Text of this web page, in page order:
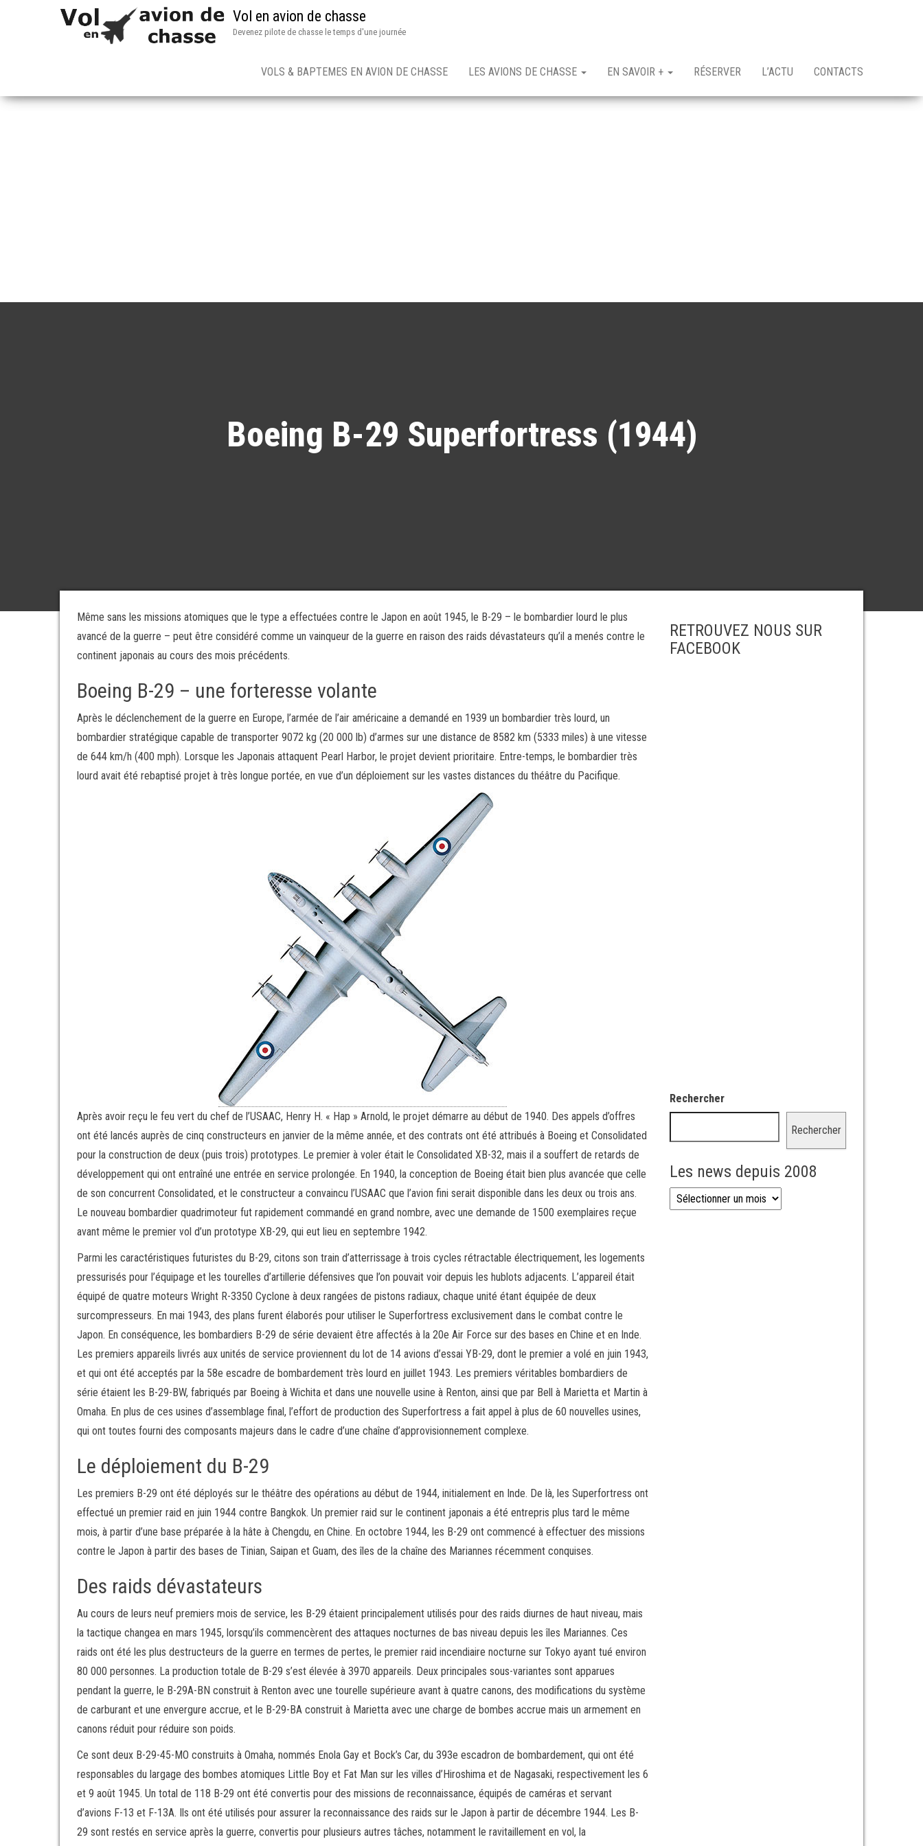
Vol en avion de chasse
Devenez pilote de chasse le temps d'une journée
VOLS & BAPTEMES EN AVION DE CHASSE LES AVIONS DE CHASSE EN SAVOIR + RÉSERVER L’ACTU CONTACTS
Boeing B-29 Superfortress (1944)
Même sans les missions atomiques que le type a effectuées contre le Japon en août 1945, le B-29 – le bombardier lourd le plus
avancé de la guerre – peut être considéré comme un vainqueur de la guerre en raison des raids dévastateurs qu’il a menés contre le
continent japonais au cours des mois précédents.
Boeing B-29 – une forteresse volante
Après le déclenchement de la guerre en Europe, l’armée de l’air américaine a demandé en 1939 un bombardier très lourd, un
bombardier stratégique capable de transporter 9072 kg (20 000 lb) d’armes sur une distance de 8582 km (5333 miles) à une vitesse
de 644 km/h (400 mph). Lorsque les Japonais attaquent Pearl Harbor, le projet devient prioritaire. Entre-temps, le bombardier très
lourd avait été rebaptisé projet à très longue portée, en vue d’un déploiement sur les vastes distances du théâtre du Pacifique.
Après avoir reçu le feu vert du chef de l’USAAC, Henry H. « Hap » Arnold, le projet démarre au début de 1940. Des appels d’offres
ont été lancés auprès de cinq constructeurs en janvier de la même année, et des contrats ont été attribués à Boeing et Consolidated
pour la construction de deux (puis trois) prototypes. Le premier à voler était le Consolidated XB-32, mais il a souffert de retards de
développement qui ont entraîné une entrée en service prolongée. En 1940, la conception de Boeing était bien plus avancée que celle
de son concurrent Consolidated, et le constructeur a convaincu l’USAAC que l’avion fini serait disponible dans les deux ou trois ans.
Le nouveau bombardier quadrimoteur fut rapidement commandé en grand nombre, avec une demande de 1500 exemplaires reçue
avant même le premier vol d’un prototype XB-29, qui eut lieu en septembre 1942.
Parmi les caractéristiques futuristes du B-29, citons son train d’atterrissage à trois cycles rétractable électriquement, les logements
pressurisés pour l’équipage et les tourelles d’artillerie défensives que l’on pouvait voir depuis les hublots adjacents. L’appareil était
équipé de quatre moteurs Wright R-3350 Cyclone à deux rangées de pistons radiaux, chaque unité étant équipée de deux
surcompresseurs. En mai 1943, des plans furent élaborés pour utiliser le Superfortress exclusivement dans le combat contre le
Japon. En conséquence, les bombardiers B-29 de série devaient être affectés à la 20e Air Force sur des bases en Chine et en Inde.
Les premiers appareils livrés aux unités de service proviennent du lot de 14 avions d’essai YB-29, dont le premier a volé en juin 1943,
et qui ont été acceptés par la 58e escadre de bombardement très lourd en juillet 1943. Les premiers véritables bombardiers de
série étaient les B-29-BW, fabriqués par Boeing à Wichita et dans une nouvelle usine à Renton, ainsi que par Bell à Marietta et Martin à
Omaha. En plus de ces usines d’assemblage final, l’effort de production des Superfortress a fait appel à plus de 60 nouvelles usines,
qui ont toutes fourni des composants majeurs dans le cadre d’une chaîne d’approvisionnement complexe.
Le déploiement du B-29
Les premiers B-29 ont été déployés sur le théâtre des opérations au début de 1944, initialement en Inde. De là, les Superfortress ont
effectué un premier raid en juin 1944 contre Bangkok. Un premier raid sur le continent japonais a été entrepris plus tard le même
mois, à partir d’une base préparée à la hâte à Chengdu, en Chine. En octobre 1944, les B-29 ont commencé à effectuer des missions
contre le Japon à partir des bases de Tinian, Saipan et Guam, des îles de la chaîne des Mariannes récemment conquises.
Des raids dévastateurs
Au cours de leurs neuf premiers mois de service, les B-29 étaient principalement utilisés pour des raids diurnes de haut niveau, mais
la tactique changea en mars 1945, lorsqu’ils commencèrent des attaques nocturnes de bas niveau depuis les îles Mariannes. Ces
raids ont été les plus destructeurs de la guerre en termes de pertes, le premier raid incendiaire nocturne sur Tokyo ayant tué environ
80 000 personnes. La production totale de B-29 s’est élevée à 3970 appareils. Deux principales sous-variantes sont apparues
pendant la guerre, le B-29A-BN construit à Renton avec une tourelle supérieure avant à quatre canons, des modifications du système
de carburant et une envergure accrue, et le B-29-BA construit à Marietta avec une charge de bombes accrue mais un armement en
canons réduit pour réduire son poids.
Ce sont deux B-29-45-MO construits à Omaha, nommés Enola Gay et Bock’s Car, du 393e escadron de bombardement, qui ont été
responsables du largage des bombes atomiques Little Boy et Fat Man sur les villes d’Hiroshima et de Nagasaki, respectivement les 6
et 9 août 1945. Un total de 118 B-29 ont été convertis pour des missions de reconnaissance, équipés de caméras et servant
d’avions F-13 et F-13A. Ils ont été utilisés pour assurer la reconnaissance des raids sur le Japon à partir de décembre 1944. Les B-
29 sont restés en service après la guerre, convertis pour plusieurs autres tâches, notamment le ravitaillement en vol, la
RETROUVEZ NOUS SUR
FACEBOOK
Rechercher
Rechercher
Les news depuis 2008
Les news depuis 2008